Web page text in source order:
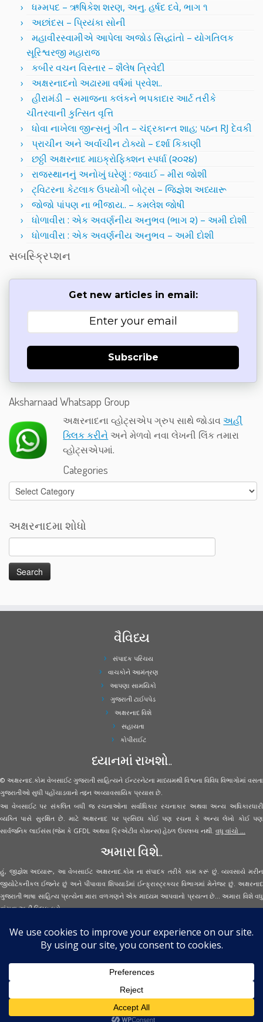
ધમ્મપદ – ઋષિકેશ શરણ, અનુ. હર્ષદ દવે, ભાગ ૧
અછાંદસ – પ્રિયંકા સોની
મહાવીરસ્વામીએ આપેલા અજોડ સિદ્ધાંતો – યોગતિલક
સૂરિશ્વરજી મહારાજ
કબીર વચન વિસ્તાર – શૈલેષ ત્રિવેદી
અક્ષરનાદનો અઢારમા વર્ષમાં પ્રવેશ..
હીરામંડી – સમાજના કલંકને ભપકાદાર આર્ટ તરીકે
ચીતરવાની કુત્સિત વૃત્તિ
ધોવા નાખેલા જીન્સનું ગીત – ચંદ્રકાન્ત શાહ; પઠન RJ દેવકી
પ્રાચીન અને અર્વાચીન ટોક્યો – દર્શા કિકાણી
છઠ્ઠી અક્ષરનાદ માઇક્રોફિક્શન સ્પર્ધા (૨૦૨૪)
રાજસ્થાનનું અનોખું ઘરેણું : જવાઈ – મીરા જોશી
ટ્વિટરના કેટલાક ઉપયોગી બોટ્સ – જિજ્ઞેશ અધ્યારૂ
જોજો પાંપણ ના ભીંજાય.. – કમલેશ જોષી
ધોળાવીરા : એક અવર્ણનીય અનુભવ (ભાગ ૨) – અમી દોશી
ધોળાવીરા : એક અવર્ણનીય અનુભવ – અમી દોશી
સબસ્ક્રિપ્શન
Get new articles in email:
Subscribe
Aksharnaad Whatsapp Group
અક્ષરનાદના વ્હોટ્સએપ ગ્રુપ સાથે જોડાવઅહીં
ક્લિક કરીને અને મેળવો નવા લેખની લિંક તમારા
વ્હોટ્સએપમાં.
Categories
Categories
અક્ષરનાદમા શોધો
વૈવિધ્ય
સંપાદક પરિચય
વાચકોને આમંત્રણ
આપણા સામયિકો
ગુજરાતી ટાઈપપેડ
અક્ષરનાદ વિશે
સહાયતા
કોપીરાઈટ
ધ્યાનમાં રાખશો..
© અક્ષરનાદ.કોમ વેબસાઈટ ગુજરાતી સાહિત્યને ઈન્ટરનેટના માધ્યમથી વિશ્વના વિવિધ વિભાગોમાં વસતા
ગુજરાતીઓ સુધી પહોંચાડવાનો તદ્દન અવ્યાવસાયિક પ્રયાસ છે.
આ વેબસાઈટ પર સંકલિત બધી જ રચનાઓના સર્વાધિકાર રચનાકાર અથવા અન્ય અધિકારધારી
વ્યક્તિ પાસે સુરક્ષિત છે. માટે અક્ષરનાદ પર પ્રસિધ્ધ કોઈ પણ રચના કે અન્ય લેખો કોઈ પણ
સાર્વજનિક લાઈસંસ (જેમ કે GFDL અથવા ક્રિએટીવ કોમન્સ) હેઠળ ઉપલબ્ધ નથી. વધુ વાંચો ...
અમારા વિશે..
હું, જીજ્ઞેશ અધ્યારૂ, આ વેબસાઈટ અક્ષરનાદ.કોમ ના સંપાદક તરીકે કામ કરૂં છું. વ્યવસાયે મરીન
જીયોટેકનીકલ ઈજનેર છું અને પીપાવાવ શિપયાર્ડમાં ઈન્ફ્રાસ્ટ્રક્ચર વિભાગમાં મેનેજર છું. અક્ષરનાદ
ગુજરાતી ભાષા સાહિત્ય પ્રત્યેના મારા વળગણને એક માધ્યમ આપવાનો પ્રયત્ન છે... અમારા વિશે વધુ
વાંચવાઅહીં ક્લિક કરો...
Secured Site Assurance
Aksharnaad.com
By Jignesh Adhyaru ·
· All Rights Reserved ·